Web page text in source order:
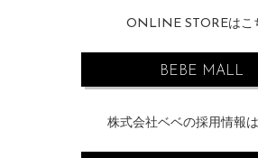
ONLINE STOREはこ
BEBE MALL
株式会社ベベの採用情報